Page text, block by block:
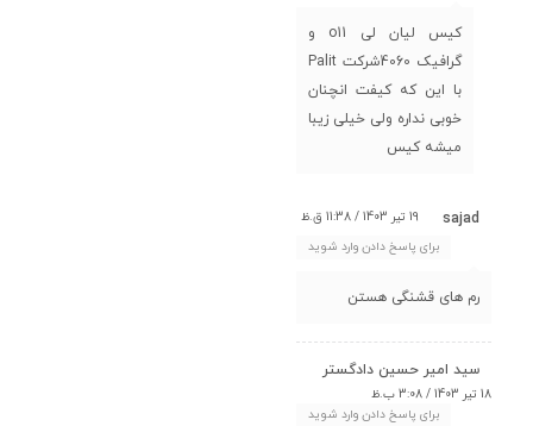
کیس لیان لی o11 و
گرافیک 4060شرکت Palit
با این که کیفت انچنان
خوبی نداره ولی خیلی زیبا
میشه کیس
sajad
19 تیر 1403 / 11:38 ق.ظ
برای پاسخ دادن وارد شوید
رم های قشنگی هستن
سید امیر حسین دادگستر
18 تیر 1403 / 3:08 ب.ظ
برای پاسخ دادن وارد شوید